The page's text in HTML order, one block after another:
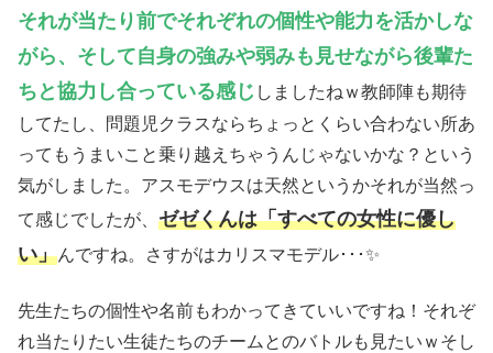
それが当たり前でそれぞれの個性や能力を活かしな
がら、そして自身の強みや弱みも見せながら後輩た
ちと協力し合っている感じ しましたねｗ教師陣も期待
してたし、問題児クラスならちょっとくらい合わない所あ
ってもうまいこと乗り越えちゃうんじゃないかな？という
気がしました。アスモデウスは天然というかそれが当然っ
て感じでしたが、 ゼゼくんは「すべての女性に優し
い」んですね。さすがはカリスマモデル･･･✨
先生たちの個性や名前もわかってきていいですね！それぞ
れ当たりたい生徒たちのチームとのバトルも見たいｗそし